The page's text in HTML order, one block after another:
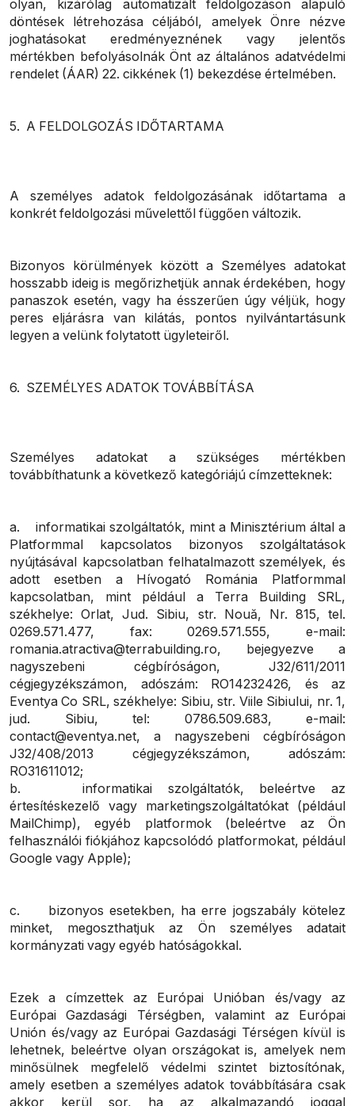
olyan, kizárólag automatizált feldolgozáson alapuló
döntések létrehozása céljából, amelyek Önre nézve
joghatásokat eredményeznének vagy jelentős
mértékben befolyásolnák Önt az általános adatvédelmi
rendelet (ÁAR) 22. cikkének (1) bekezdése értelmében.
5. A FELDOLGOZÁS IDŐTARTAMA
A személyes adatok feldolgozásának időtartama a
konkrét feldolgozási művelettől függően változik.
Bizonyos körülmények között a Személyes adatokat
hosszabb ideig is megőrizhetjük annak érdekében, hogy
panaszok esetén, vagy ha ésszerűen úgy véljük, hogy
peres eljárásra van kilátás, pontos nyilvántartásunk
legyen a velünk folytatott ügyleteiről.
6. SZEMÉLYES ADATOK TOVÁBBÍTÁSA
Személyes adatokat a szükséges mértékben
továbbíthatunk a következő kategóriájú címzetteknek:
a. informatikai szolgáltatók, mint a Minisztérium által a
Platformmal kapcsolatos bizonyos szolgáltatások
nyújtásával kapcsolatban felhatalmazott személyek, és
adott esetben a Hívogató Románia Platformmal
kapcsolatban, mint például a Terra Building SRL,
székhelye: Orlat, Jud. Sibiu, str. Nouă, Nr. 815, tel.
0269.571.477, fax: 0269.571.555, e-mail:
romania.atractiva@terrabuilding.ro, bejegyezve a
nagyszebeni cégbíróságon, J32/611/2011
cégjegyzékszámon, adószám: RO14232426, és az
Eventya Co SRL, székhelye: Sibiu, str. Viile Sibiului, nr. 1,
jud. Sibiu, tel: 0786.509.683, e-mail:
contact@eventya.net, a nagyszebeni cégbíróságon
J32/408/2013 cégjegyzékszámon, adószám:
RO31611012;
b. informatikai szolgáltatók, beleértve az
értesítéskezelő vagy marketingszolgáltatókat (például
MailChimp), egyéb platformok (beleértve az Ön
felhasználói fiókjához kapcsolódó platformokat, például
Google vagy Apple);
c. bizonyos esetekben, ha erre jogszabály kötelez
minket, megoszthatjuk az Ön személyes adatait
kormányzati vagy egyéb hatóságokkal.
Ezek a címzettek az Európai Unióban és/vagy az
Európai Gazdasági Térségben, valamint az Európai
Unión és/vagy az Európai Gazdasági Térségen kívül is
lehetnek, beleértve olyan országokat is, amelyek nem
minősülnek megfelelő védelmi szintet biztosítónak,
amely esetben a személyes adatok továbbítására csak
akkor kerül sor, ha az alkalmazandó joggal